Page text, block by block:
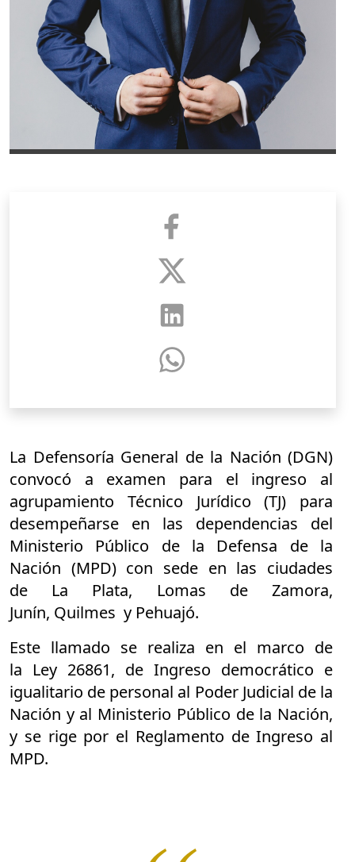
La Defensoría General de la Nación (DGN)
convocó a examen para el ingreso al
agrupamiento Técnico Jurídico (TJ) para
desempeñarse en las dependencias del
Ministerio Público de la Defensa de la
Nación (MPD) con sede en las ciudades
de La Plata, Lomas de Zamora,
Junín, Quilmes y Pehuajó.
Este llamado se realiza en el marco de
la Ley 26861, de Ingreso democrático e
igualitario de personal al Poder Judicial de la
Nación y al Ministerio Público de la Nación,
y se rige por el Reglamento de Ingreso al
MPD.